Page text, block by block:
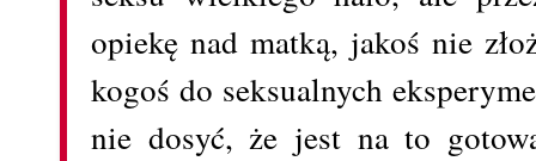
opiekę nad matką, jakoś nie
kogoś do seksualnych
nie dosyć, że jest na to